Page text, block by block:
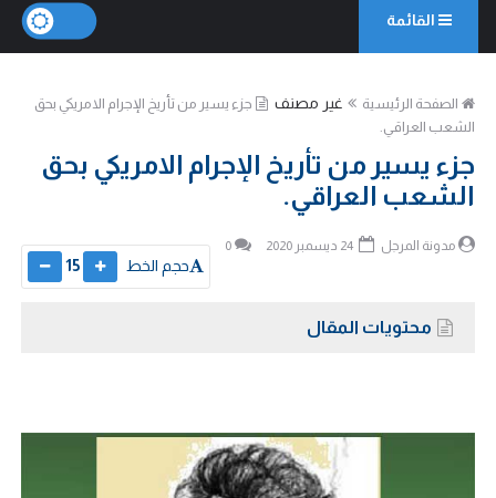
القائمة
الصفحة الرئيسية غير مصنف
جزء يسير من تأريخ الإجرام الامريكي بحق
الشعب العراقي.
جزء يسير من تأريخ الإجرام الامريكي بحق
الشعب العراقي.
مدونة المرجل 0
حجم الخط 15
محتويات المقال